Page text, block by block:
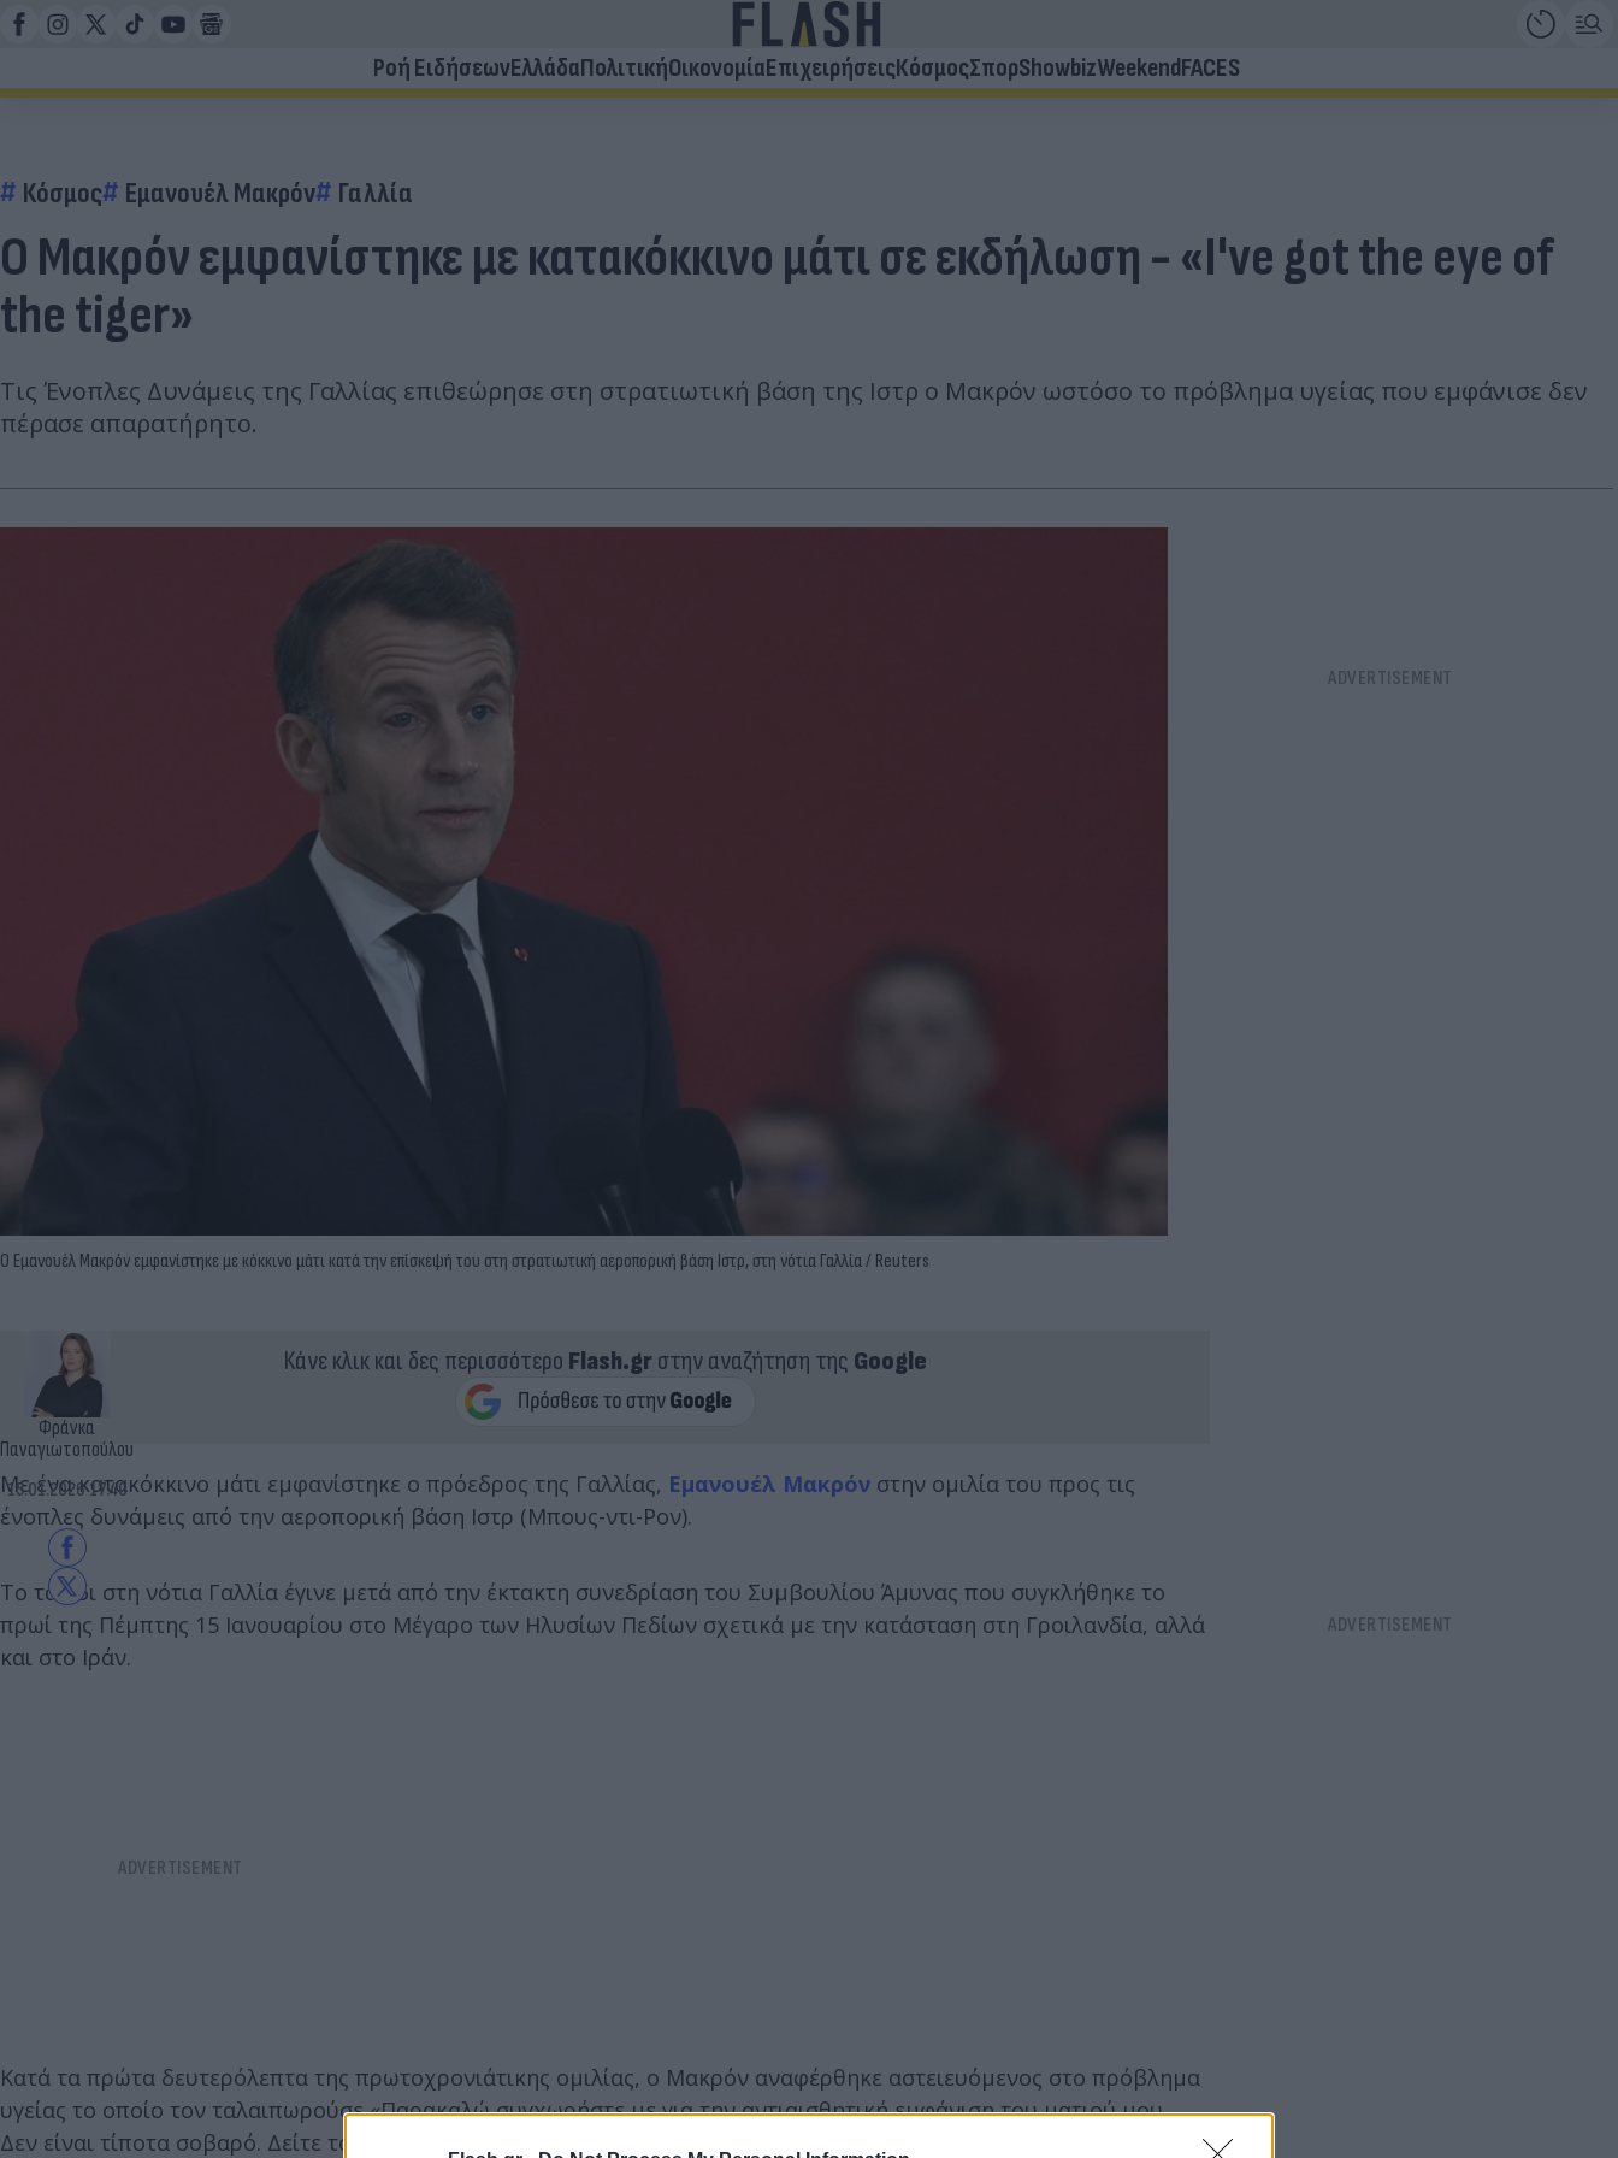
Ροή ΕιδήσεωνΕλλάδαΠολιτικήΟικονομίαΕπιχειρήσειςΚόσμοςΣπορShowbizWeekendFACES
Κόσμος Εμανουέλ Μακρόν Γαλλία
Ο Μακρόν εμφανίστηκε με κατακόκκινο μάτι σε εκδήλωση - «I've got the eye of
the tiger»
Τις Ένοπλες Δυνάμεις της Γαλλίας επιθεώρησε στη στρατιωτική βάση της Ιστρ ο Μακρόν ωστόσο το πρόβλημα υγείας που εμφάνισε δεν
πέρασε απαρατήρητο.
Ο Εμανουέλ Μακρόν εμφανίστηκε με κόκκινο μάτι κατά την επίσκεψή του στη στρατιωτική αεροπορική βάση Ιστρ, στη νότια Γαλλία / Reuters
Φράνκα
Παναγιωτοπούλου
15.01.2026 17:40
Κάνε κλικ και δες περισσότερο Flash.grστην αναζήτηση της Google
Με ένα κατακόκκινο μάτι εμφανίστηκε ο πρόεδρος της Γαλλίας, Εμανουέλ Μακρόν στην ομιλία του προς τις
ένοπλες δυνάμεις από την αεροπορική βάση Ιστρ (Μπους-ντι-Ρον).
Το ταξίδι στη νότια Γαλλία έγινε μετά από την έκτακτη συνεδρίαση του Συμβουλίου Άμυνας που συγκλήθηκε το
πρωί της Πέμπτης 15 Ιανουαρίου στο Μέγαρο των Ηλυσίων Πεδίων σχετικά με την κατάσταση στη Γροιλανδία, αλλά
και στο Ιράν.
Κατά τα πρώτα δευτερόλεπτα της πρωτοχρονιάτικης ομιλίας, ο Μακρόν αναφέρθηκε αστειευόμενος στο πρόβλημα
υγείας το οποίο τον ταλαιπωρούσε «Παρακαλώ συγχωρήστε με για την αντιαισθητική εμφάνιση του ματιού μου.
Δεν είναι τίποτα σοβαρό. Δείτε το απλώς ως μια ακούσια αναφορά στο μάτι της τίγρης στις αρχές του έτους. Για